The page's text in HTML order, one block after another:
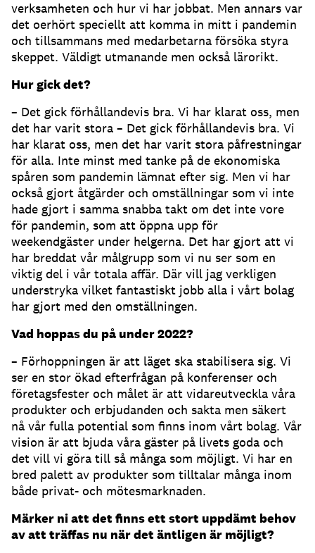
verksamheten och hur vi har jobbat. Men annars var
det oerhört speciellt att komma in mitt i pandemin
och tillsammans med medarbetarna försöka styra
skeppet. Väldigt utmanande men också lärorikt.
Hur gick det?
– Det gick förhållandevis bra. Vi har klarat oss, men
det har varit stora – Det gick förhållandevis bra. Vi
har klarat oss, men det har varit stora påfrestningar
för alla. Inte minst med tanke på de ekonomiska
spåren som pandemin lämnat efter sig. Men vi har
också gjort åtgärder och omställningar som vi inte
hade gjort i samma snabba takt om det inte vore
för pandemin, som att öppna upp för
weekendgäster under helgerna. Det har gjort att vi
har breddat vår målgrupp som vi nu ser som en
viktig del i vår totala affär. Där vill jag verkligen
understryka vilket fantastiskt jobb alla i vårt bolag
har gjort med den omställningen.
Vad hoppas du på under 2022?
– Förhoppningen är att läget ska stabilisera sig. Vi
ser en stor ökad efterfrågan på konferenser och
företagsfester och målet är att vidareutveckla våra
produkter och erbjudanden och sakta men säkert
nå vår fulla potential som finns inom vårt bolag. Vår
vision är att bjuda våra gäster på livets goda och
det vill vi göra till så många som möjligt. Vi har en
bred palett av produkter som tilltalar många inom
både privat- och mötesmarknaden.
Märker ni att det finns ett stort uppdämt behov
av att träffas nu när det äntligen är möjligt?